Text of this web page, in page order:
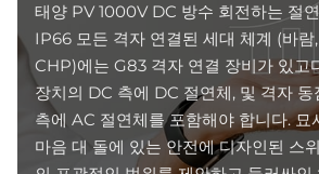
태양 PV 1000V DC 방수 회전하는 절
IP66 모든 격자 연결된 세대 체계 (바
CHP)에는 G83 격자 연결 장비가 있고
장치의 DC 측에 DC 절연체, 및 격자
측에 AC 절연체를 포함해야 합니다.
마음 대 돌에 있는 안전에 디자인된 스